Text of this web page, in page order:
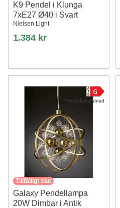
K9 Pendel i Klunga
7xE27 Ø40 i Svart
Nielsen Light
1.384 kr
Produktdatablad
Tillfälligt slut
Galaxy Pendellampa
20W Dimbar i Antik